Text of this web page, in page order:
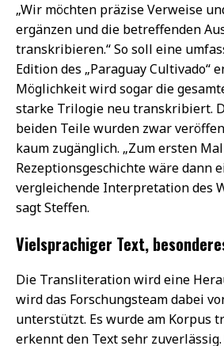
„Wir möchten präzise Verweise
ergänzen und die betreffenden
transkribieren.“ So soll eine
Edition des „Paraguay Cultivado“
Möglichkeit wird sogar die
starke Trilogie neu transkribiert.
beiden Teile wurden zwar
kaum zugänglich. „Zum ersten
Rezeptionsgeschichte wäre dann
vergleichende Interpretation des
sagt Steffen.
Vielsprachiger Text,
Die Transliteration wird eine
wird das Forschungsteam dabei
unterstützt. Es wurde am Korpus
erkennt den Text sehr zuverlässig.